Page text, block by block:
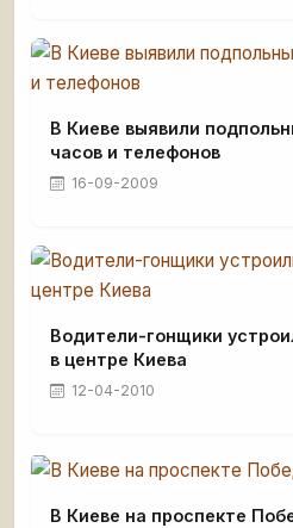
В Киеве выявили
часов и телефонов
16-09-2009
Водители-гонщики
в центре Киева
12-04-2010
В Киеве на проспекте